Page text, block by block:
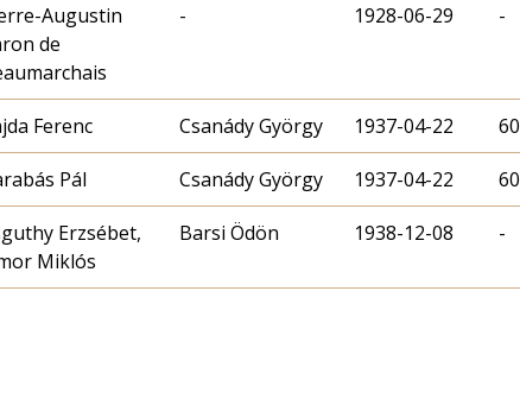
Augustin
de
- 1928-06-29 -
Ferenc Csanády György 1937-04-22 60
Pál Csanády György 1937-04-22 60
Erzsébet,
Miklós
Barsi Ödön 1938-12-08 -